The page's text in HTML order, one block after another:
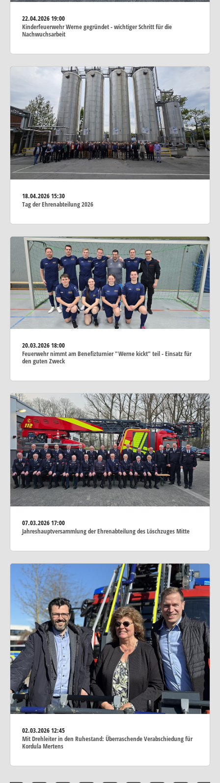
22.04.202619:00
Kinderfeuerwehr Werne gegründet - wichtiger Schritt für die
Nachwuchsarbeit
18.04.202615:30
Tag der Ehrenabteilung 2026
20.03.202618:00
Feuerwehr nimmt am Benefizturnier "Werne kickt" teil - Einsatz für
den guten Zweck
07.03.202617:00
Jahreshauptversammlung der Ehrenabteilung des Löschzuges Mitte
02.03.202612:45
Mit Drehleiter in den Ruhestand: Überraschende Verabschiedung für
Kordula Mertens